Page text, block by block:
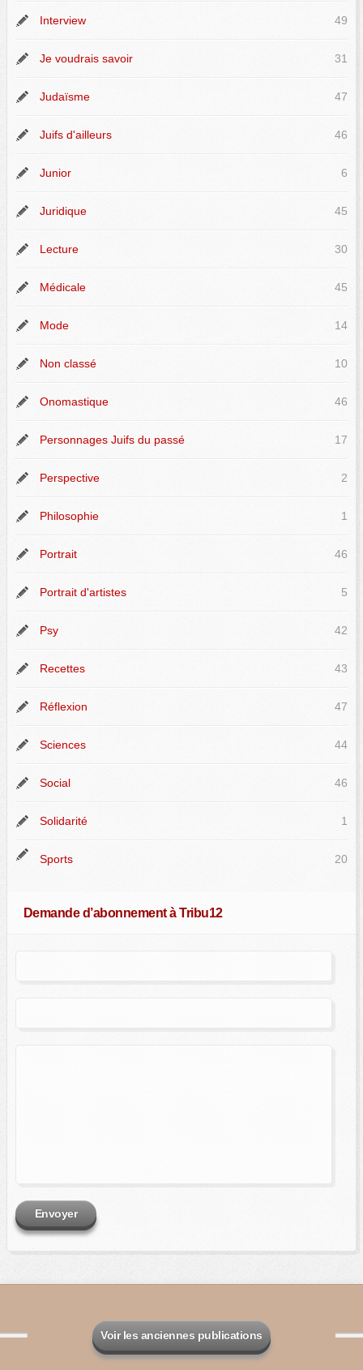
Interview 49
Je voudrais savoir 31
Judaïsme 47
Juifs d'ailleurs 46
Junior 6
Juridique 45
Lecture 30
Médicale 45
Mode 14
Non classé 10
Onomastique 46
Personnages Juifs du passé 17
Perspective 2
Philosophie 1
Portrait 46
Portrait d'artistes 5
Psy 42
Recettes 43
Réflexion 47
Sciences 44
Social 46
Solidarité 1
Sports 20
Demande d’abonnement à Tribu12
Envoyer
Voir les anciennes publications